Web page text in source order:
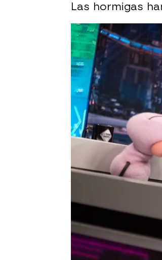
Las hormigas
Madrid
23 de
Trancas y
ser